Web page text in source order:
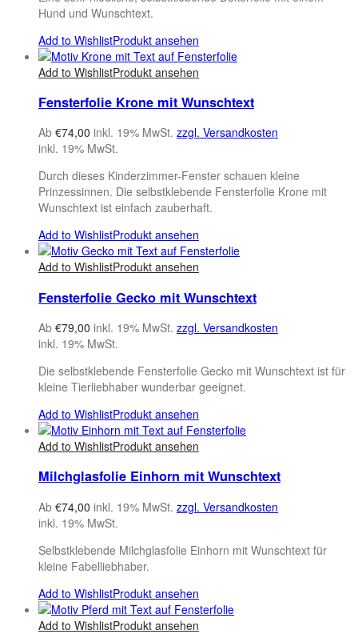
Hund und Wunschtext.
Add to WishlistProdukt ansehen
Add to WishlistProdukt ansehen
Fensterfolie Krone mit Wunschtext
Ab €74,00 inkl. 19% MwSt. zzgl. Versandkosten
inkl. 19% MwSt.
Durch dieses Kinderzimmer-Fenster schauen kleine
Prinzessinnen. Die selbstklebende Fensterfolie Krone mit
Wunschtext ist einfach zauberhaft.
Add to WishlistProdukt ansehen
Add to WishlistProdukt ansehen
Fensterfolie Gecko mit Wunschtext
Ab €79,00 inkl. 19% MwSt. zzgl. Versandkosten
inkl. 19% MwSt.
Die selbstklebende Fensterfolie Gecko mit Wunschtext ist für
kleine Tierliebhaber wunderbar geeignet.
Add to WishlistProdukt ansehen
Add to WishlistProdukt ansehen
Milchglasfolie Einhorn mit Wunschtext
Ab €74,00 inkl. 19% MwSt. zzgl. Versandkosten
inkl. 19% MwSt.
Selbstklebende Milchglasfolie Einhorn mit Wunschtext für
kleine Fabelliebhaber.
Add to WishlistProdukt ansehen
Add to WishlistProdukt ansehen